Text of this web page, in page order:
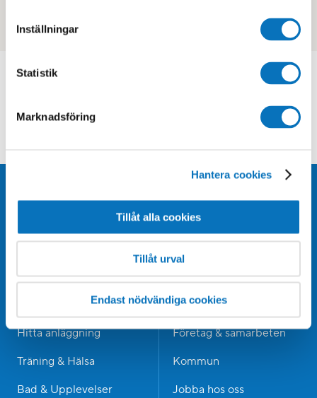
Inställningar
Statistik
Marknadsföring
Hantera cookies
Tillåt alla cookies
Tillåt urval
Endast nödvändiga cookies
KUNDSERVICE
Hitta anläggning
Träning & Hälsa
Bad & Upplevelser
Om Medley
Företag & samarbeten
Kommun
Jobba hos oss